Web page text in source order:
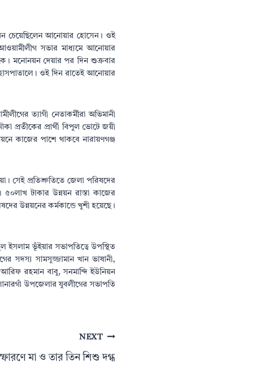
চেয়েছিলেন আনোয়ার হোসেন। ওই
সভার মাধ্যমে আনোয়ার
মনোনয়ন দেয়ার পর দিন শুক্রবার
ওই দিন রাতেই আনোয়ার
ত্যাগী নেতাকর্মীরা অভিমানী
প্রতীকের প্রার্থী বিপুল ভোটে জয়ী
কাজের পাশে থাকবে নারায়ণগঞ্জ
সেই প্রতিশ্রুতিতে জেলা পরিষদের
টাকার উন্নয়ন রাস্তা কাজের
উন্নয়নের কর্মকান্ডে খুশী হয়েছে।
ইসলাম ভূঁইয়ার সভাপতিত্বে উপস্থিত
সদস্য সামসুজ্জামান খান ভাষানী,
রহমান বাবু, সনমান্দি ইউনিয়ন
উপজেলার যুবলীগের সভাপতি
NEXT
মা ও তার তিন শিশু দগ্ধ